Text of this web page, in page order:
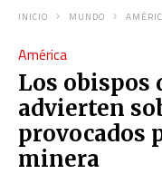
INICIO MUNDO
América
Los obispos
advierten
provocados
minera